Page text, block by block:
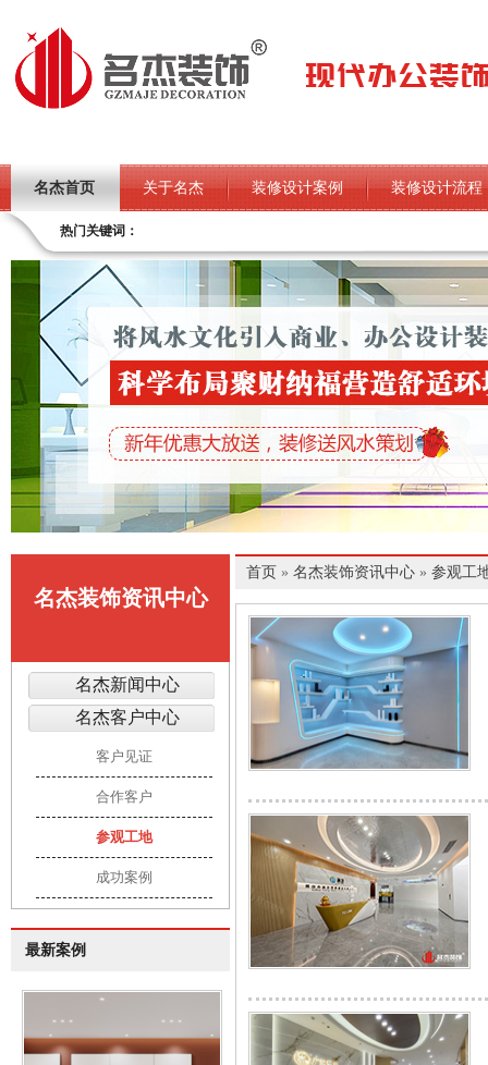
名杰首页 关于名杰 装修设计案例 装修设计流程
热门关键词：
名杰装饰资讯中心
名杰新闻中心
名杰客户中心
客户见证
合作客户
参观工地
成功案例
最新案例
首页 » 名杰装饰资讯中心 » 参观工